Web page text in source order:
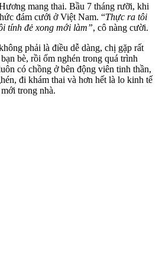
mang thai. Bầu 7 tháng rưỡi, khi
đám cưới ở Việt Nam. “Thực ra tôi
tính đẻ xong mới làm”, cô nàng cười.
phải là điều dễ dàng, chị gặp rất
bè, rồi ốm nghén trong quá trình
có chồng ở bên động viên tinh thần,
đi khám thai và hơn hết là lo kinh tế
trong nhà.